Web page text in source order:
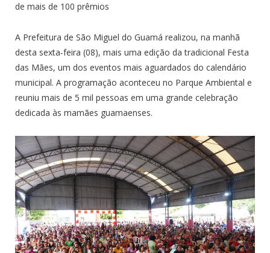
de mais de 100 prêmios
A Prefeitura de São Miguel do Guamá realizou, na manhã
desta sexta-feira (08), mais uma edição da tradicional Festa
das Mães, um dos eventos mais aguardados do calendário
municipal. A programação aconteceu no Parque Ambiental e
reuniu mais de 5 mil pessoas em uma grande celebração
dedicada às mamães guamaenses.